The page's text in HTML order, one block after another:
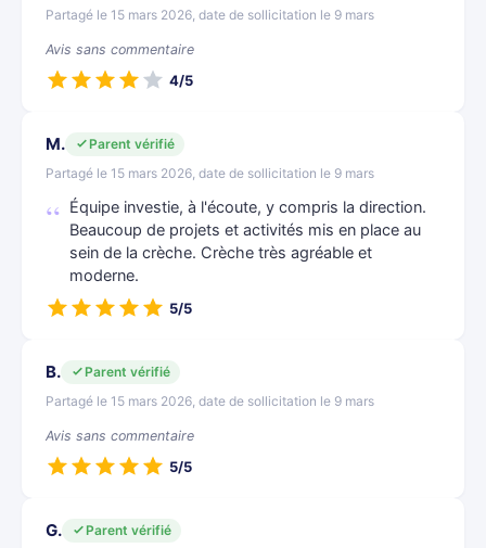
Partagé le 15 mars 2026, date de sollicitation le 9 mars
Avis sans commentaire
4/5
M.
Parent vérifié
Partagé le 15 mars 2026, date de sollicitation le 9 mars
Équipe investie, à l'écoute, y compris la direction.
Beaucoup de projets et activités mis en place au
sein de la crèche. Crèche très agréable et
moderne.
5/5
B.
Parent vérifié
Partagé le 15 mars 2026, date de sollicitation le 9 mars
Avis sans commentaire
5/5
G.
Parent vérifié